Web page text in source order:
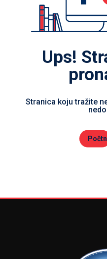
Ups!
Stranica koju tražite